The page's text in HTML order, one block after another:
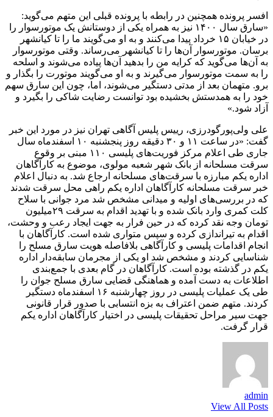
افسر پرونده همچنین در رابطه با پرونده قبلی این متهم می‌گوید:
«سارق سال ۱۴۰۰ نیز به همراه یکی از دوستانش یک موتورسوار را
در خیابان ۱۵ خرداد پیدا می‌کنند و به او می‌گویند ما را تا کیانشهر
برسان. موتورسوار آن‌ها را تا کیانشهر می‌رساند. وقتی موتورسوار
به آن‌ها می‌گوید که کرایه من را بدهید آن‌ها پیاده می‌شوند و اسلحه
را به سمت موتورسوار می‌گیرند و به او می‌گویند موتورت را بگذار و
برو. متهمان بعد از مدتی دستگیر می‌شوند، اما، چون این سارق سهم
خود را به همدستش بخشیده بود توانست رضایت شاکی را بگیرد و
آزاد شود.»
علی ولی‌پورگودرزی، رییس پلیس آگاهی تهران نیز در مورد این خبر
گفت: «در ساعت ۱۱ و ۳۰ دقیقه روز پنجشنبه ۱۰ اسفندماه سال
جاری طی اعلام مرکز فوریت‌های پلیسی ۱۱۰ مبنی بر وقوع
سرقت مسلحانه از بانک شهر شعبه مولوی، موضوع به کارآگاهان
اداره یکم مبارزه با سرقت‌های مسلحانه ارجاع شد. به دنبال اعلام
خبر سرقت مسلحانه کارآگاهان اداره یکم راهی محل سرقت شدند
که در بررسی‌های اولیه و میدانی مشخص شد مرد جوانی با سلاح
کلت کمری وارد بانک شده و با تهدید اقدام به سرقت ۲۹میلیون
تومان وجه نقد کرده که در حین فرار به جهت ایجاد رعب و وحشت،
اقدام به تیراندازی کرده و سپس متواری شده است. کارآگاهان با
انجام اقدامات پلیسی و کارآگاهی بلافاصله هویت سارق مسلح را
شناسایی کردند و مشخص شد او یکی از مجرمان سابقه‌دار اداره
یکم در گذشته بوده است. کارآگاهان در گام بعدی با جمع‌بندی
اطلاعات به دست آمده و هماهنگی قضایی سارق مسلح جوان را
طی یک عملیات پلیسی در روز چهارشنبه ۱۶ اسفندماه دستگیر
کردند. متهم ضمن اعتراف به بزه انتسابی با صدور قرار قانونی
جهت سیر مراحل تحقیقات پلیسی در اختیار کارآگاهان اداره یکم
قرار گرفت.
admin
View All Posts